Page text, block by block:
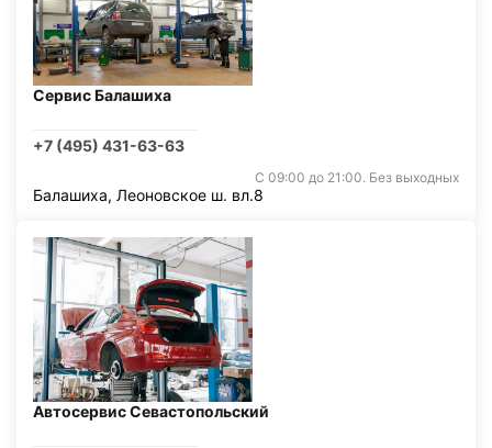
Сервис Балашиха
+7 (495) 431-63-63
С 09:00 до 21:00. Без выходных
Балашиха, Леоновское ш. вл.8
Автосервис Севастопольский